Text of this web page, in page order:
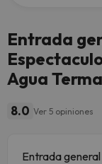
Entrada
Agua
8.0 Ver 5 opiniones
Entrada